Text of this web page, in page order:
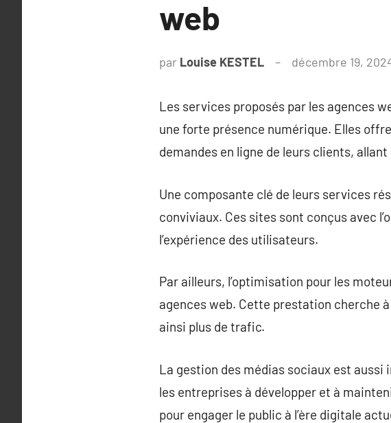
web
par Louise KESTEL décembre 19,
Les services proposés par les agences
une forte présence numérique. Elles
demandes en ligne de leurs clients,
Une composante clé de leurs services
conviviaux. Ces sites sont conçus avec
l’expérience des utilisateurs.
Par ailleurs, l’optimisation pour les
agences web. Cette prestation cherche
ainsi plus de trafic.
La gestion des médias sociaux est
les entreprises à développer et à
pour engager le public à l’ère digitale